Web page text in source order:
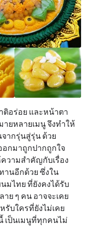
อร่อย และหน้าตา
ยหลายเมนู จึงทำให้
ากรุ่นสู่รุ่น ด้วย
กมาถูกปากถูกใจ
วามสำคัญกับเรื่อง
านอีกด้วย ซึ่งใน
มไทย ที่ยังคงได้รับ
ย ๆ คน อาจจะเคย
รับใครที่ยังไม่เคย
เป็นเมนูที่ทุกคนไม่